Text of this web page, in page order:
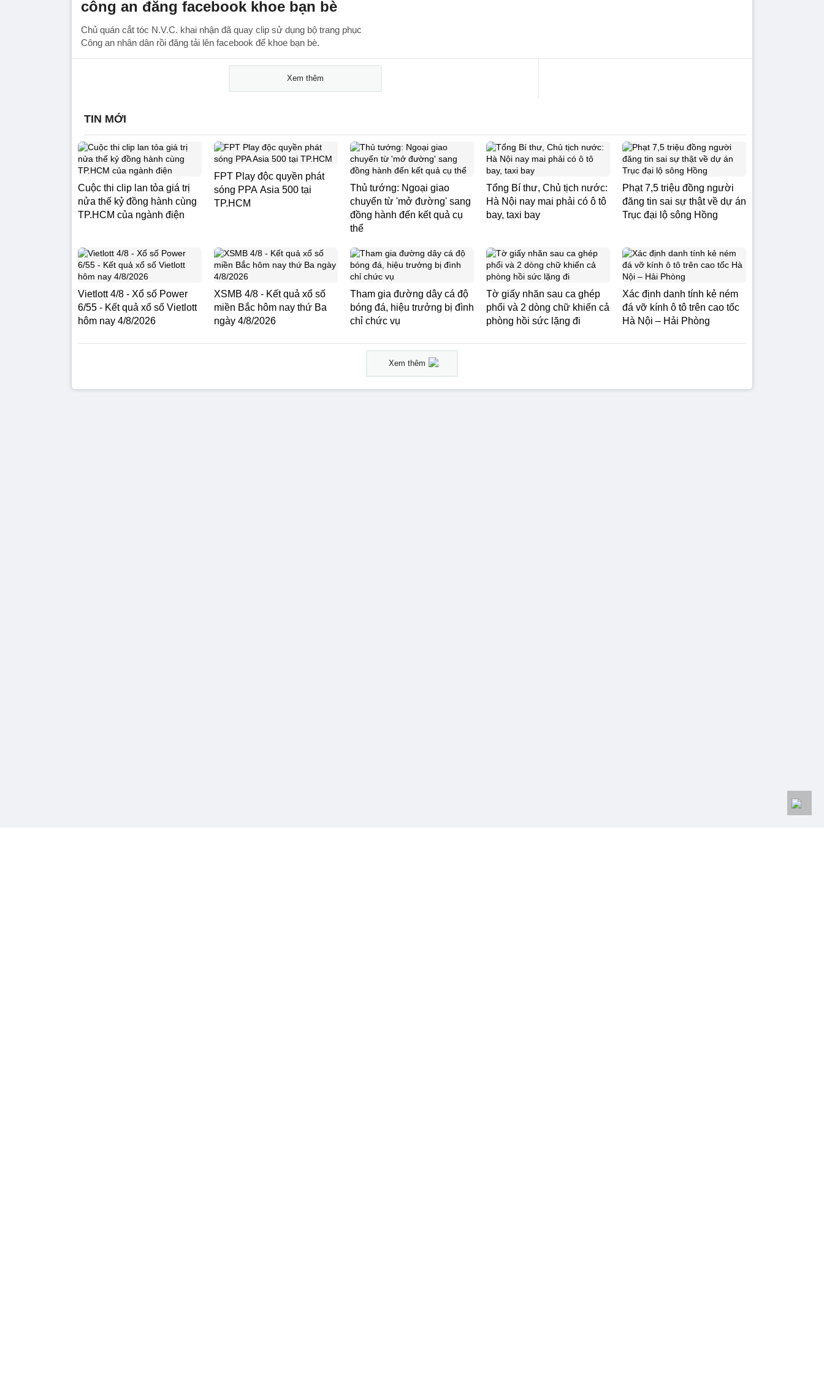
công an đăng facebook khoe bạn bè
Chủ quán cắt tóc N.V.C. khai nhận đã quay clip sử dụng bộ trang phục
Công an nhân dân rồi đăng tải lên facebook để khoe bạn bè.
Xem thêm
TIN MỚI
Cuộc thi clip lan tỏa giá trị
nửa thế kỷ đồng hành cùng
TP.HCM của ngành điện
FPT Play độc quyền phát
sóng PPA Asia 500 tại
TP.HCM
Thủ tướng: Ngoại giao
chuyển từ 'mở đường' sang
đồng hành đến kết quả cụ
thể
Tổng Bí thư, Chủ tịch nước:
Hà Nội nay mai phải có ô tô
bay, taxi bay
Phạt 7,5 triệu đồng người
đăng tin sai sự thật về dự án
Trục đại lộ sông Hồng
Vietlott 4/8 - Xổ số Power
6/55 - Kết quả xổ số Vietlott
hôm nay 4/8/2026
XSMB 4/8 - Kết quả xổ số
miền Bắc hôm nay thứ Ba
ngày 4/8/2026
Tham gia đường dây cá độ
bóng đá, hiệu trưởng bị đình
chỉ chức vụ
Tờ giấy nhăn sau ca ghép
phổi và 2 dòng chữ khiến cả
phòng hồi sức lặng đi
Xác định danh tính kẻ ném
đá vỡ kính ô tô trên cao tốc
Hà Nội – Hải Phòng
Xem thêm